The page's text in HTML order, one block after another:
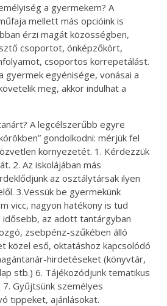
a gyermekem? A
mellett más opcióink is
érzi magát közösségben,
csoportot, önképzőkört,
csoportos korrepetálást.
gyermek egyénisége, vonásai a
meg, akkor indulhat a
A legcélszerűbb egyre
gondolkodni: mérjük fel
környezetét. 1. Kérdezzük
2. Az iskolájában más
az osztálytársak ilyen
3.Vessük be gyermekünk
vicc, nagyon hatékony is tud
idősebb, az adott tantárgyban
zsebpénz-szűkében álló
közel eső, oktatáshoz kapcsolódó
hirdetéseket (könyvtár,
stb.) 6. Tájékozódjunk tematikus
Gyűjtsünk személyes
tippeket, ajánlásokat.